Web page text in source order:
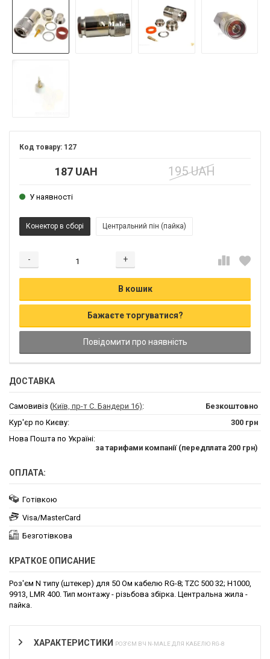
127
195 UAH
187 UAH
У наявності
Конектор в сборі Центральний пін (пайка)
- +
Додається...
В кошик
Додано
Бажаєте торгуватися?
Повідомити про наявність
ДОСТАВКА
Самовивіз (Київ, пр-т С. Бандери 16):
Безкоштовно
Кур'єр по Києву:
300 грн
Нова Пошта по Україні:
за тарифами компанії (передплата 200 грн)
ОПЛАТА:
Готівкою
Visa/MasterCard
Безготівкова
КРАТКОЕ ОПИСАНИЕ
Роз'єм N типу (штекер) для 50 Ом кабелю RG-8; TZC 500 32; H1000,
9913, LMR 400. Тип монтажу - різьбова збірка. Центральна жила -
пайка.
ХАРАКТЕРИСТИКИ РОЗ'ЄМ ВЧ N-MALE ДЛЯ КАБЕЛЮ RG-8